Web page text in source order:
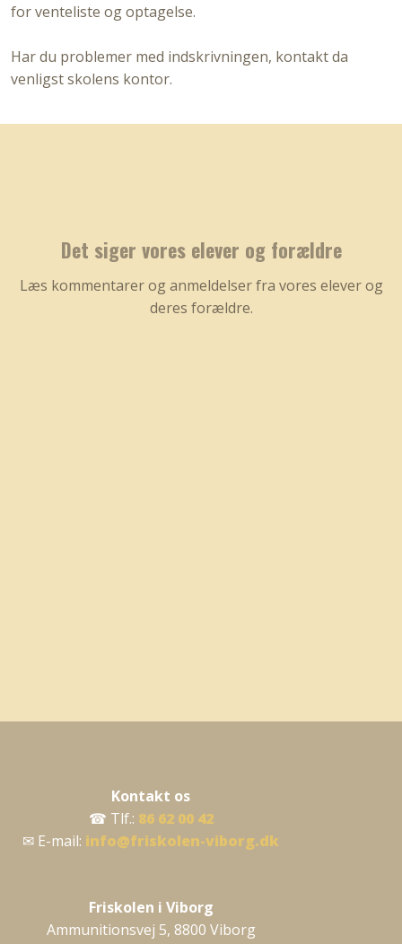
for venteliste og optagelse.
Har du problemer med indskrivningen, kontakt da
venligst skolens kontor.
Det siger vores elever og forældre
Læs kommentarer og anmeldelser fra vores elever og
deres forældre.
Kontakt os
☎ Tlf.: 86 62 00 42
✉ E-mail: info@friskolen-viborg.dk
​Friskolen i Viborg
Ammunitionsvej 5, ​8800 Viborg